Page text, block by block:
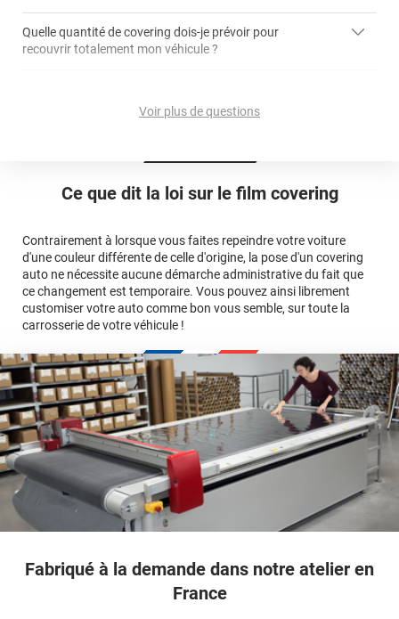
Ce que dit la loi sur le film covering
Contrairement à lorsque vous faites repeindre votre voiture
d'une couleur différente de celle d'origine, la pose d'un covering
auto ne nécessite aucune démarche administrative du fait que
ce changement est temporaire. Vous pouvez ainsi librement
customiser votre auto comme bon vous semble, sur toute la
carrosserie de votre véhicule !
covering 2D
Quelle quantité de covering dois-je prévoir pour
recouvrir totalement mon véhicule ?
avant jusqu'au bas du parechoc arrière, en passant par le
Multipliez ce résultat par 3.
conseillers
commerciaux
pose
Le covering protège la peinture d'origine, pour la garder en
Le covering peut s'enlever à tout moment
Le covering revient moins cher
covering 3D
calculateur
Voir plus de questions
Fabriqué à la demande dans notre atelier en
France